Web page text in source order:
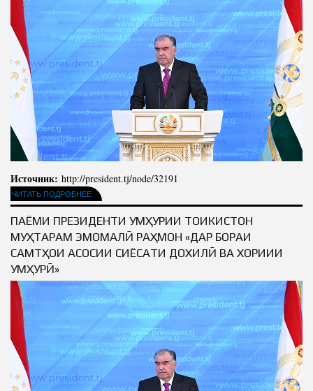
Источник: http://president.tj/node/32191
ЧИТАТЬ ПОДРОБНЕЕ
ПАЁМИ ПРЕЗИДЕНТИ ҶУМҲУРИИ ТОҶИКИСТОН
МУҲТАРАМ ЭМОМАЛӢ РАҲМОН «ДАР БОРАИ
САМТҲОИ АСОСИИ СИЁСАТИ ДОХИЛӢ ВА ХОРИҶИИ
ҶУМҲУРӢ»